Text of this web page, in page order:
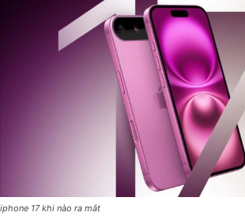
iphone 17 khi nào ra mắt